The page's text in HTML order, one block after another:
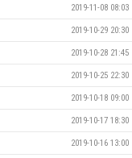
2019-11-08 08:03
2019-10-29 20:30
2019-10-28 21:45
2019-10-25 22:30
2019-10-18 09:00
2019-10-17 18:30
2019-10-16 13:00